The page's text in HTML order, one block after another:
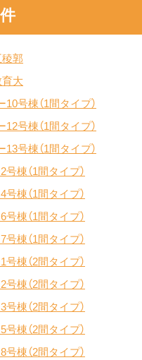
郭
大
号棟（1間タイプ）
号棟（1間タイプ）
号棟（1間タイプ）
棟（1間タイプ）
棟（1間タイプ）
棟（1間タイプ）
棟（1間タイプ）
棟（2間タイプ）
棟（2間タイプ）
棟（2間タイプ）
棟（2間タイプ）
棟（2間タイプ）